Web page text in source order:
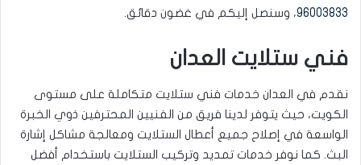
96003833، وسنصل إليكم في غضون دقائق.
فني ستلايت العدان
نقدم في العدان خدمات فني ستلايت متكاملة على مستوى
الكويت، حيث يتوفر لدينا فريق من الفنيين المحترفين ذوي الخبرة
الواسعة في إصلاح جميع أعطال الستلايت ومعالجة مشاكل إشارة
البث. كما نوفر خدمات تمديد وتركيب الستلايت باستخدام أفضل